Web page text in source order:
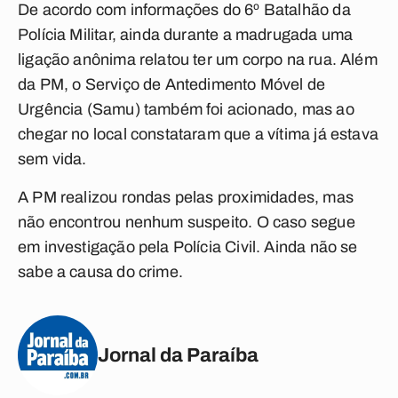
De acordo com informações do 6º Batalhão da
Polícia Militar, ainda durante a madrugada uma
ligação anônima relatou ter um corpo na rua. Além
da PM, o Serviço de Antedimento Móvel de
Urgência (Samu) também foi acionado, mas ao
chegar no local constataram que a vítima já estava
sem vida.
A PM realizou rondas pelas proximidades, mas
não encontrou nenhum suspeito. O caso segue
em investigação pela Polícia Civil. Ainda não se
sabe a causa do crime.
Jornal da Paraíba